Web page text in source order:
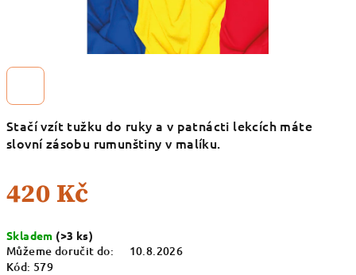
Stačí vzít tužku do ruky a v patnácti lekcích máte
slovní zásobu rumunštiny v malíku.
420 Kč
cena:
Skladem (>3 ks)
Můžeme doručit do:
10.8.2026
Kód: 579